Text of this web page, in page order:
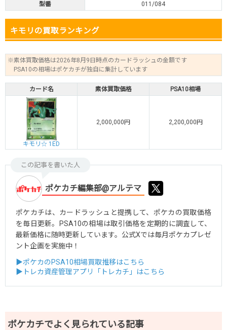
型番
011/084
キモリの買取ランキング
※素体買取価格は2026年8月9日時点のカードラッシュの金額です
PSA10の相場はポケカチが独自に集計しています
カード名 素体買取価格 PSA10相場
キモリ☆ 1ED
2,000,000円 2,200,000円
この記事を書いた人
ポケカチ編集部@アルテマ
ポケカチは、カードラッシュと提携して、ポケカの買取価格
を毎日更新。PSA10の相場は取引価格を定期的に調査して、
最新価格に随時更新しています。公式Xでは毎月ポケカプレゼ
ント企画を実施中！
▶ポケカのPSA10相場買取推移はこちら
▶トレカ資産管理アプリ「トレカチ」はこちら
ポケカチでよく見られている記事